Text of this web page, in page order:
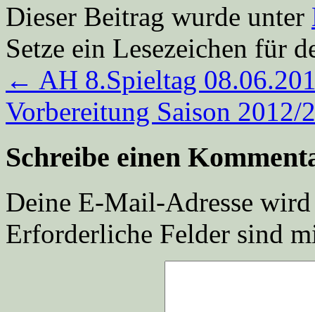
Dieser Beitrag wurde unter
Setze ein Lesezeichen für
← AH 8.Spieltag
Vorbereitung Saison 2012/
Schreibe einen
Deine E-Mail-Adresse
Erforderliche Felder sind